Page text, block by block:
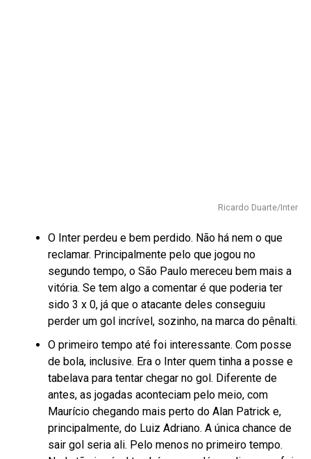
Ricardo Duarte/Inter
O Inter perdeu e bem perdido. Não há nem o que
reclamar. Principalmente pelo que jogou no
segundo tempo, o São Paulo mereceu bem mais a
vitória. Se tem algo a comentar é que poderia ter
sido 3 x 0, já que o atacante deles conseguiu
perder um gol incrível, sozinho, na marca do pênalti.
O primeiro tempo até foi interessante. Com posse
de bola, inclusive. Era o Inter quem tinha a posse e
tabelava para tentar chegar no gol. Diferente de
antes, as jogadas aconteciam pelo meio, com
Maurício chegando mais perto do Alan Patrick e,
principalmente, do Luiz Adriano. A única chance de
sair gol seria ali. Pelo menos no primeiro tempo.